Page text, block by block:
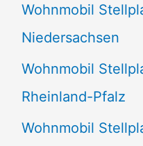
Wohnmobil
Niedersachsen
Wohnmobil
Rheinland-Pfalz
Wohnmobil